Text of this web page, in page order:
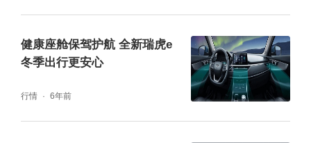
件运行安全，时刻保障车辆电池安全。并将电
池包防护等级提高至高于行业标准的IP68级
别，拥有更高的安全性。出门在外，难免会遭
健康座舱保驾护航 全新瑞虎e
冬季出行更安心
行情 6年前